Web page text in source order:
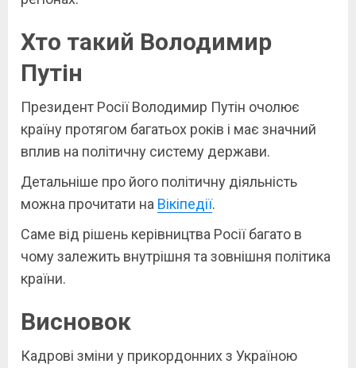
Хто такий Володимир
Путін
Президент Росії Володимир Путін очолює
країну протягом багатьох років і має значний
вплив на політичну систему держави.
Детальніше про його політичну діяльність
можна прочитати на Вікіпедії.
Саме від рішень керівництва Росії багато в
чому залежить внутрішня та зовнішня політика
країни.
Висновок
Кадрові зміни у прикордонних з Україною